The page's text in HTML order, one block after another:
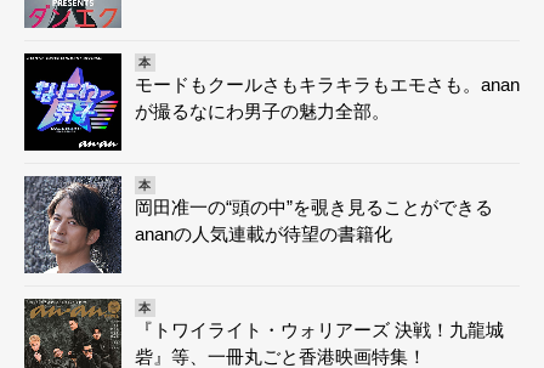
本
モードもクールさもキラキラもエモさも。anan
が撮るなにわ男子の魅力全部。
本
岡田准一の“頭の中”を覗き見ることができる
ananの人気連載が待望の書籍化
本
『トワイライト・ウォリアーズ 決戦！九龍城
砦』等、一冊丸ごと香港映画特集！